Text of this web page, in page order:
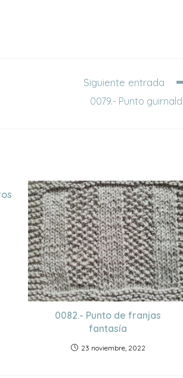
Siguiente entrada
0079.- Punto
0082.- Punto de franjas
fantasía
23 noviembre, 2022